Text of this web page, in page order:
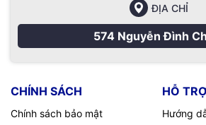
ĐỊA CHỈ
574 Nguyễn Đình
CHÍNH SÁCH
Chính sách bảo mật
HỖ
Hướng